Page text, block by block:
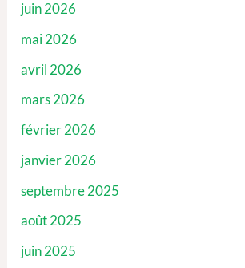
juin 2026
mai 2026
avril 2026
mars 2026
février 2026
janvier 2026
septembre 2025
août 2025
juin 2025